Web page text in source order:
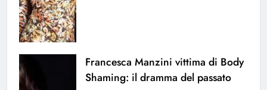
Francesca Manzini vittima di Body
Shaming: il dramma del passato